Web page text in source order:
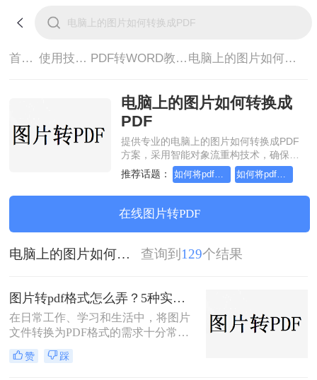
首页> 使用技巧> PDF转WORD教程> 电脑上的图片如何转换成PDF
电脑上的图片如何转换成
PDF
提供专业的电脑上的图片如何转换成PDF
方案，采用智能对象流重构技术，确保文
档1:1高保真还原且排版不乱码。支持一键
批量处理，全链路 SSL 加密保障隐私安
全。助您快速实现电脑上的图片如何转换
成PDF，无需安装，高效办公。
推荐话题： 如何将pdf转换为word，实用的方法来了
在线图片转PDF
电脑上的图片如何转换成PDF 查询到 129个结果
图片转pdf格式怎么弄？5种实用的转换方法！
在日常工作、学习和生活中，将图片
文件转换为PDF格式的需求十分常
见。PDF格式因其跨平台兼容性强、
内容不易篡改、排版稳定等优势，成
赞 踩